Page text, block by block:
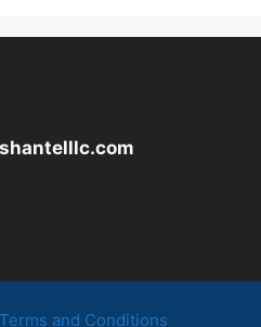
Terms and Conditions